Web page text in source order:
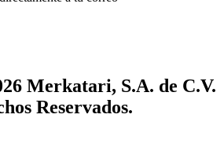
Merkatari, S.A. de C.V.
Reservados.